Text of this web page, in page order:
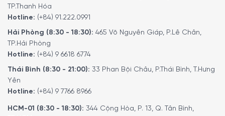
TP.Thanh Hóa
Hotline: (+84) 91.222.0991
Hải Phòng (8:30 - 18:30): 465 Võ Nguyên Giáp, P.Lê Chân,
TP.Hải Phòng
Hotline: (+84) 9 6618 6774
Thái Bình (8:30 - 21:00): 33 Phan Bội Châu, P.Thái Bình, T.Hưng
Yên
Hotline: (+84) 9 7766 8966
HCM-01 (8:30 - 18:30): 344 Cộng Hòa, P. 13, Q. Tân Bình,